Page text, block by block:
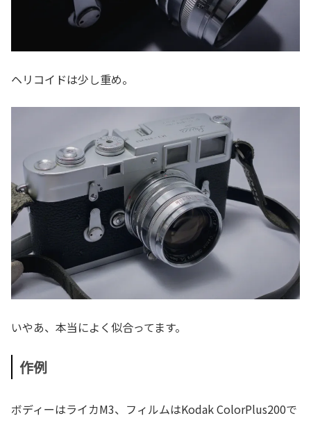
ヘリコイドは少し重め。
いやあ、本当によく似合ってます。
作例
ボディーはライカM3、フィルムはKodak ColorPlus200で